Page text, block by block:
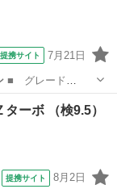
提携サイト 7月21日
■ グレード
ーボ （検9.5）
提携サイト 8月2日